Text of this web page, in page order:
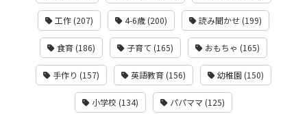
工作 (207) 4-6歳 (200) 読み聞かせ (199)
食育 (186) 子育て (165) おもちゃ (165)
手作り (157) 英語教育 (156) 幼稚園 (150)
小学校 (134) パパママ (125)